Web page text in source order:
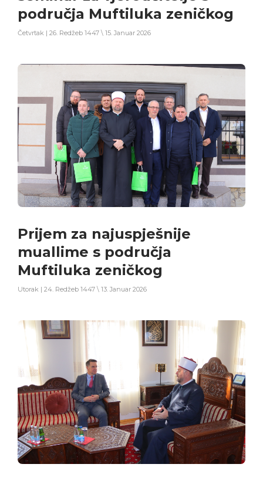
područja Muftiluka zeničkog
Četvrtak | 26. Redžeb 1447 \ 15. Januar 2026
Prijem za najuspješnije
muallime s područja
Muftiluka zeničkog
Utorak | 24. Redžeb 1447 \ 13. Januar 2026